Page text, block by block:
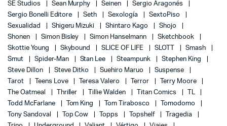
SE Studios
Sean Murphy Seinen
Sergio Aragonés
Sergio Bonelli Editore
Seth Sexología
SextoPiso
Sexualidad
Shigeru Mizuki Shintaro Kago
Shojo
Shonen
Simon Bisley Simon Hanselmann
Sketchbook
Skottie Young
Skybound SLICE OF LIFE SLOTT
Smash
Smut
Spider-Man Stan Lee Steampunk
Stephen King
Steve Dillon
Steve Ditko Suehiro Maruo
Suspense
Tarot
Teens Love Teresa Valero Terror
Terry Moore
The Oatmeal
Thriller Tillie Walden Titan Comics
TL
Todd McFarlane
Tom King Tom Tirabosco
Tomodomo
Tony Sandoval
Top Cow Topps Topshelf
Tragedia